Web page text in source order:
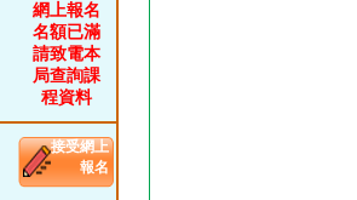
網上報名
名額已滿
請致電本
局查詢課
程資料
接受網上
報名